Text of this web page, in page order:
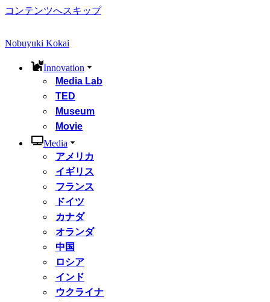
コンテンツへスキップ
Nobuyuki Kokai
Innovation
Media Lab
TED
Museum
Movie
Media
アメリカ
イギリス
フランス
ドイツ
カナダ
オランダ
中国
ロシア
インド
ウクライナ